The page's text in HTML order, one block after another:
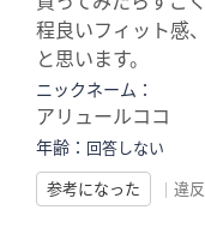
程良いフィット感
と思います。
ニックネーム：
アリュールココ
年齢： 回答しない
参考になった
| 違